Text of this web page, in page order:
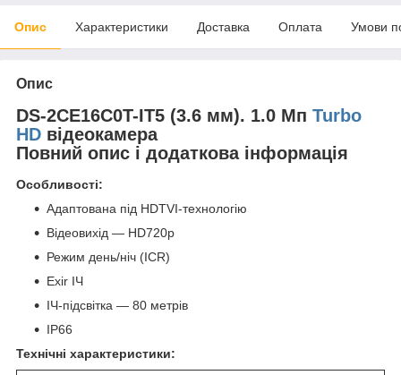
Опис Характеристики Доставка Оплата Умови
Опис
DS-2CE16C0T-IT5 (3.6 мм). 1.0 Мп Turbo
HD відеокамера
Повний опис і додаткова інформація
Особливості:
Адаптована під HDTVI-технологію
Відеовихід — HD720p
Режим день/ніч (ICR)
Exir ІЧ
ІЧ-підсвітка — 80 метрів
IP66
Технічні характеристики: